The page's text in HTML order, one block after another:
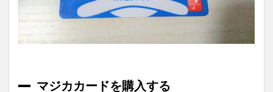
キホ
得な
マジカカードを購入する